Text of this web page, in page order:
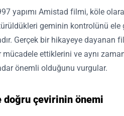
yapımı Amistad filmi, köle
geminin kontrolünü ele
Gerçek bir hikayeye dayanan
ettiklerini ve aynı
önemli olduğunu vurgular.
çevirinin önemi